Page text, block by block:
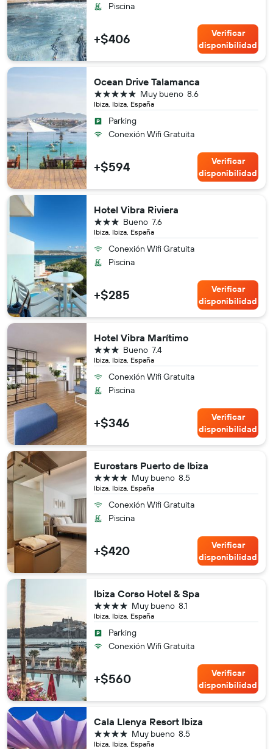
Piscina
+$406
Verificar
disponibilidad
Ocean Drive Talamanca
Ibiza, Ibiza, España
8.6
Muy bueno
5 estrellas
Parking
Conexión Wifi Gratuita
+$594
Verificar
disponibilidad
Hotel Vibra Riviera
Ibiza, Ibiza, España
7.6
Bueno
3 estrellas
Conexión Wifi Gratuita
Piscina
+$285
Verificar
disponibilidad
Hotel Vibra Marítimo
Ibiza, Ibiza, España
7.4
Bueno
3 estrellas
Conexión Wifi Gratuita
Piscina
+$346
Verificar
disponibilidad
Eurostars Puerto de Ibiza
Ibiza, Ibiza, España
8.5
Muy bueno
4 estrellas
Conexión Wifi Gratuita
Piscina
+$420
Verificar
disponibilidad
Ibiza Corso Hotel & Spa
Ibiza, Ibiza, España
8.1
Muy bueno
4 estrellas
Parking
Conexión Wifi Gratuita
+$560
Verificar
disponibilidad
Cala Llenya Resort Ibiza
Ibiza, Ibiza, España
8.5
Muy bueno
4 estrellas